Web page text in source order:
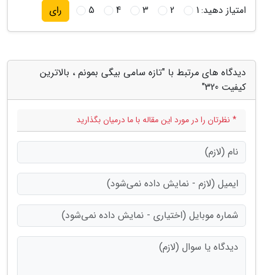
امتیاز دهید:1
2
3
4
5 رای
دیدگاه های مرتبط با "تازه سامی بیگی بمونم ، بالاترین
کیفیت 320"
* نظرتان را در مورد این مقاله با ما درمیان بگذارید